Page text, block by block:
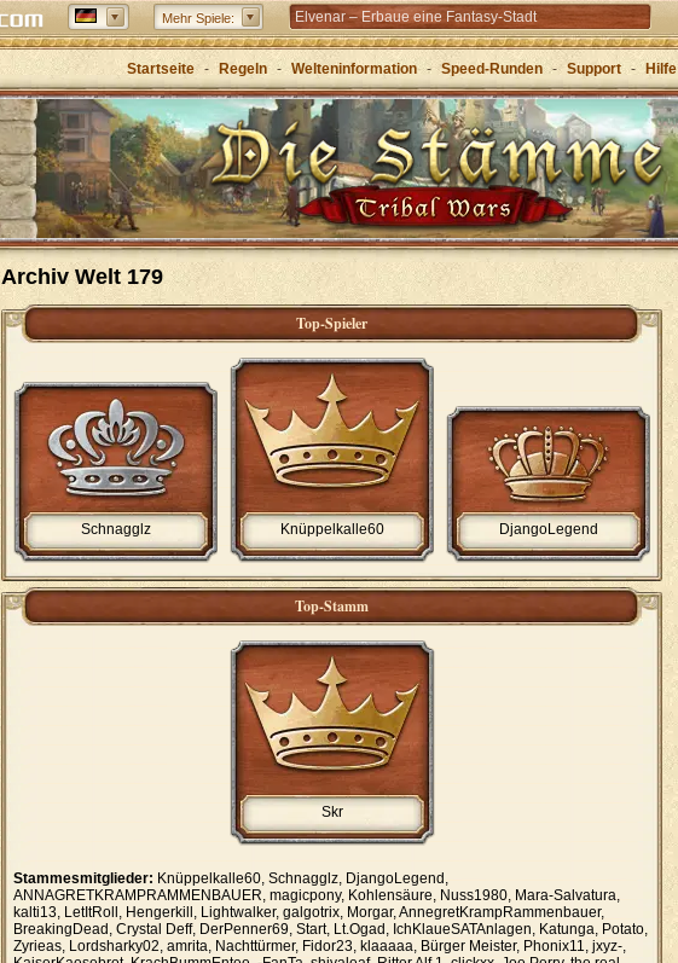
Mehr Spiele: Elvenar – Erbaue eine Fantasy-Stadt
Forge of Empires – Mit Strategie durch die Zeitalter
Grepolis – Erbaue dein Reich im antiken
Griechenland
Startseite - Regeln - Welteninformation - Speed-Runden - Support - Hilfe
Archiv Welt 179
Top-Spieler
Knüppelkalle60
Schnagglz DjangoLegend
Top-Stamm
Skr
Stammesmitglieder: Knüppelkalle60, Schnagglz, DjangoLegend,
ANNAGRETKRAMPRAMMENBAUER, magicpony, Kohlensäure, Nuss1980, Mara-Salvatura,
kalti13, LetItRoll, Hengerkill, Lightwalker, galgotrix, Morgar, AnnegretKrampRammenbauer,
BreakingDead, Crystal Deff, DerPenner69, Start, Lt.Ogad, IchKlaueSATAnlagen, Katunga, Potato,
Zyrieas, Lordsharky02, amrita, Nachttürmer, Fidor23, klaaaaa, Bürger Meister, Phonix11, jxyz-,